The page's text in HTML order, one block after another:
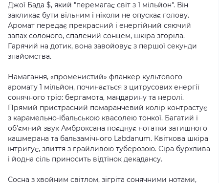
Джої Бада $, який "перемагає світ з 1 мільйон". Він
закликає бути вільним і ніколи не опускає голову.
Аромат передає прекрасний і енергійний сяючий
запах солоного, спалений сонцем, шкіра згоріла.
Гарячий на дотик, вона завойовує з першої секунди
знайомства.
Намагання, «променистий» фланкер культового
аромату 1 мільйон, починається з цитрусових енергії
сонячного тріо: бергамота, мандарину та неролі.
Прямий пристрасний помаранчевий колір контрастує
з карамельно-ібальською квасолею тонкої. Багатий і
об'ємний звук Амброксана поєднує нотатки затишного
кашмерана та бальзамічного Labdanum. Квіткова шкіра
інтригує, злиття з грайливою туберозою. Сіра бурхлива
і йодна сіль приносить відтінок декадансу.
Сосна з хвойним світлом, зігріта сонячними нотами,